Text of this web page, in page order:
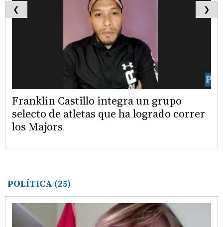
Franklin Castillo integra un grupo
selecto de atletas que ha logrado correr
los Majors
❮ ❯
POLÍTICA (25)